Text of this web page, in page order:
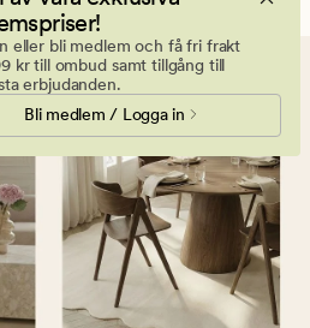
eller bli medlem och få fri frakt
kr till ombud samt tillgång till
erbjudanden.
Bli medlem / Logga in